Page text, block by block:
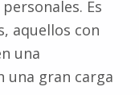
Es
aquellos con
una
gran carga